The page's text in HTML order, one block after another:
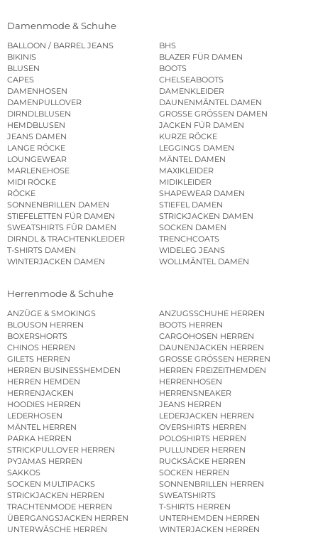
Damenmode & Schuhe
BALLOON / BARREL JEANS
BHS
BIKINIS
BLAZER FÜR DAMEN
BLUSEN
BOOTS
CAPES
CHELSEABOOTS
DAMENHOSEN
DAMENKLEIDER
DAMENPULLOVER
DAUNENMÄNTEL DAMEN
DIRNDLBLUSEN
GROSSE GRÖSSEN DAMEN
HEMDBLUSEN
JACKEN FÜR DAMEN
JEANS DAMEN
KURZE RÖCKE
LANGE RÖCKE
LEGGINGS DAMEN
LOUNGEWEAR
MÄNTEL DAMEN
MARLENEHOSE
MAXIKLEIDER
MIDI RÖCKE
MIDIKLEIDER
RÖCKE
SHAPEWEAR DAMEN
SONNENBRILLEN DAMEN
STIEFEL DAMEN
STIEFELETTEN FÜR DAMEN
STRICKJACKEN DAMEN
SWEATSHIRTS FÜR DAMEN
SOCKEN DAMEN
DIRNDL & TRACHTENKLEIDER
TRENCHCOATS
T-SHIRTS DAMEN
WIDELEG JEANS
WINTERJACKEN DAMEN
WOLLMÄNTEL DAMEN
Herrenmode & Schuhe
ANZÜGE & SMOKINGS
ANZUGSSCHUHE HERREN
BLOUSON HERREN
BOOTS HERREN
BOXERSHORTS
CARGOHOSEN HERREN
CHINOS HERREN
DAUNENJACKEN HERREN
GILETS HERREN
GROSSE GRÖSSEN HERREN
HERREN BUSINESSHEMDEN
HERREN FREIZEITHEMDEN
HERREN HEMDEN
HERRENHOSEN
HERRENJACKEN
HERRENSNEAKER
HOODIES HERREN
JEANS HERREN
LEDERHOSEN
LEDERJACKEN HERREN
MÄNTEL HERREN
OVERSHIRTS HERREN
PARKA HERREN
POLOSHIRTS HERREN
STRICKPULLOVER HERREN
PULLUNDER HERREN
PYJAMAS HERREN
RUCKSÄCKE HERREN
SAKKOS
SOCKEN HERREN
SOCKEN MULTIPACKS
SONNENBRILLEN HERREN
STRICKJACKEN HERREN
SWEATSHIRTS
TRACHTENMODE HERREN
T-SHIRTS HERREN
ÜBERGANGSJACKEN HERREN
UNTERHEMDEN HERREN
UNTERWÄSCHE HERREN
WINTERJACKEN HERREN